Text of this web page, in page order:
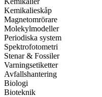
Kemikalieskåp
Magnetomrörare
Molekylmodeller
Periodiska system
Spektrofotometri
Stenar & Fossiler
Varningsetiketter
Avfallshantering
Biologi
Bioteknik